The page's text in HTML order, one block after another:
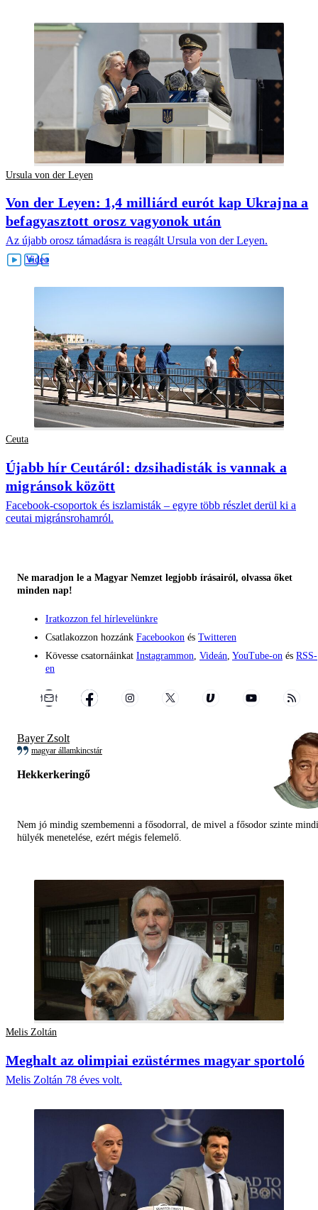
Ursula von der Leyen
Von der Leyen: 1,4 milliárd eurót kap Ukrajna a
befagyasztott orosz vagyonok után
Az újabb orosz támadásra is reagált Ursula von der Leyen.
Ceuta
Újabb hír Ceutáról: dzsihadisták is vannak a
migránsok között
Facebook-csoportok és iszlamisták – egyre több részlet derül ki a
ceutai migránsrohamról.
Ne maradjon le a Magyar Nemzet legjobb írásairól, olvassa őket
minden nap!
Iratkozzon fel hírlevelünkre
Csatlakozzon hozzánk Facebookon és Twitteren
Kövesse csatornáinkat Instagrammon Videán YouTube-on és RSS-
en
Bayer Zsolt
magyar államkincstár
Hekkerkeringő
Nem jó mindig szembemenni a fősodorral, de mivel a fősodor szinte
hülyék menetelése, ezért mégis felemelő.
Melis Zoltán
Meghalt az olimpiai ezüstérmes magyar sportoló
Melis Zoltán 78 éves volt.